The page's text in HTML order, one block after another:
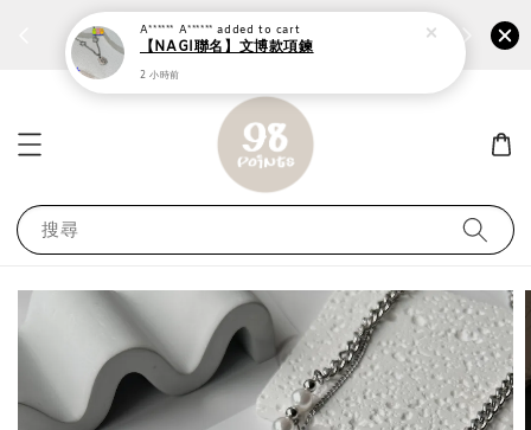
個性鋼戒任兩件1300⚡ 前往選購 ›› 加
搜尋
A****** A****** added to cart
【NAGI聯名】文博款項鍊
2 小時前